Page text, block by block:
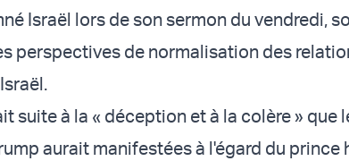
Israël lors de son sermon du vendredi,
perspectives de normalisation des
suite à la « déception et à la colère » que
aurait manifestées à l'égard du prince